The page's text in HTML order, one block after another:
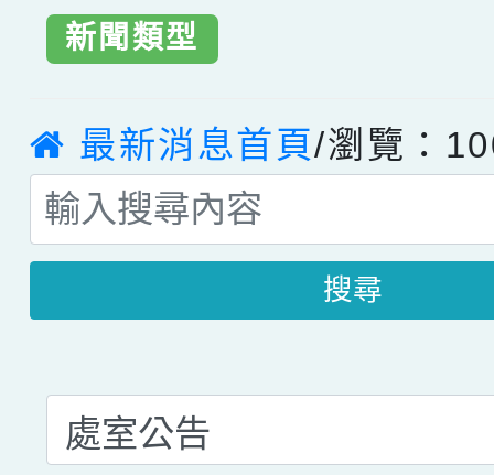
新聞類型
最新消息首頁/瀏覽：
搜尋